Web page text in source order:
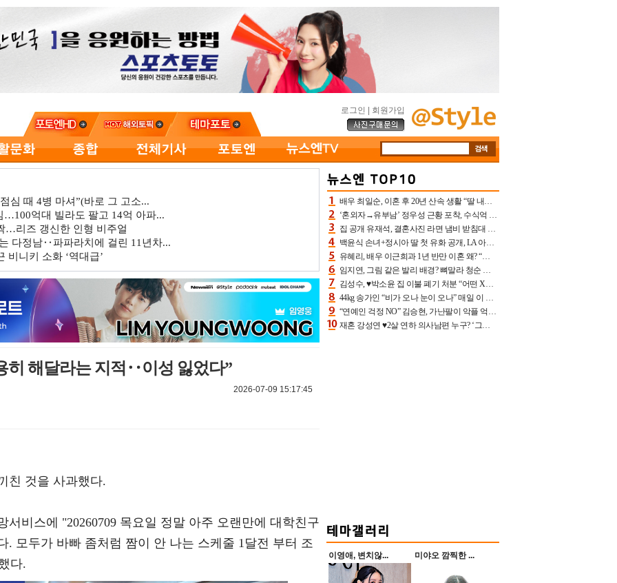
로그인 회원가입
심 때 4병 마셔”(바로 그 고소...
억대 빌라도 팔고 14억 아파...
…리즈 갱신한 인형 비주얼
다정남‥파파라치에 걸린 11년차...
비니키 소화 ‘역대급’
히 해달라는 지적‥이성 잃었다”
2026-07-09 15:17:45
친 것을 사과했다.
서비스에 "20260709 목요일 정말 아주 오랜만에 대학친구
. 모두가 바빠 좀처럼 짬이 안 나는 스케줄 1달전 부터 조
다.
배우 최일순, 이혼 후 20년 산속 생활 “딸 내가 버렸다고 원망‥맘 아파”(특종)[어제TV]
‘혼외자→유부남’ 정우성 근황 포착, 수식억 해킹 피해 후배 만났다 “존경하는”
집 공개 유재석, 결혼사진 라면 냄비 받침대 되고 분노‥가족사진도 피해(놀뭐)[어제TV]
백윤식 손녀+정시아 딸 첫 유화 공개, LA 아트쇼→서울국제조각페스타 작가다운 수준급 실력
유혜리, 배우 이근희과 1년 반만 이혼 왜? “식칼 꽂고 의자 던져” 충격 폭로(특종)[어제TV]
임지연, 그림 같은 발리 배경? 뼈말라 청순 비키니 핏에 상대 안 되네
김성수, ♥박소윤 집 이불 폐기 처분 “어떤 X이랑 썼을지 몰라” 질투(신랑수업2)[어제TV]
44kg 송가인 “비가 오나 눈이 오나” 매일 이 운동, 허벅지 근육량 상승+체지방 감소
“연예인 걱정 NO” 김승현, 가난팔이 악플 억울할만‥아내+딸과 日 여행
재혼 강성연 ♥2살 연하 의사남편 누구? ‘그알’ 자문의에 훈남 비주얼 초엘리트 스펙 [종합]
이영애, 변치않... 미야오 깜찍한 ...